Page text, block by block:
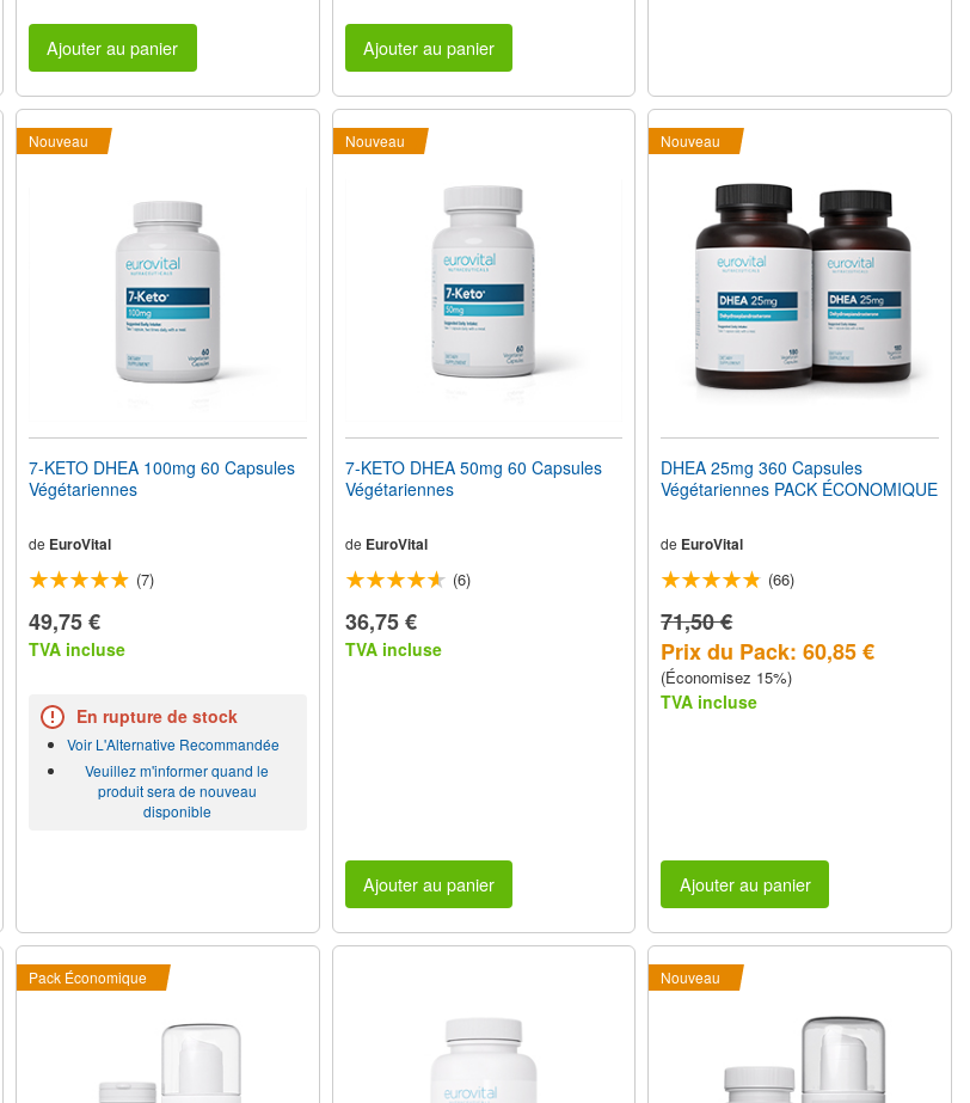
Ajouter au panier Ajouter au panier
Nouveau
7-KETO DHEA 100mg 60 Capsules
Végétariennes
de EuroVital
(7)
49,75 €
TVA incluse
En rupture de stock
Voir L'Alternative Recommandée
Veuillez m'informer quand le
produit sera de nouveau
disponible
Nouveau
7-KETO DHEA 50mg 60 Capsules
Végétariennes
de EuroVital
(6)
36,75 €
TVA incluse
Ajouter au panier
Nouveau
DHEA 25mg 360 Capsules
Végétariennes PACK ÉCONOMIQUE
de EuroVital
(66)
71,50 €
Prix du Pack: 60,85 €
(Économisez 15%)
TVA incluse
Ajouter au panier
Pack Économique Nouveau